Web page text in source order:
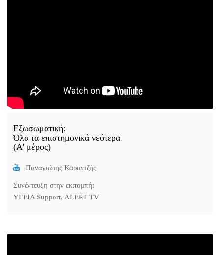
Εξωσωματική:
Όλα τα επιστημονικά νεότερα
(Α' μέρος)
Παναγιώτης Καραντζής
Συνέντευξη στην εκπομπή:
ΥΓΕΙΑ Support, ALERT TV